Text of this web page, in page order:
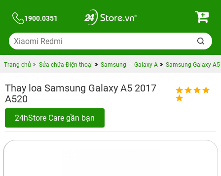
1900.0351
Trang chủ Sửa chữa Điện thoại Samsung Galaxy A Samsung Galaxy A5
Thay loa Samsung Galaxy A5 2017
A520
24hStore Care gần bạn